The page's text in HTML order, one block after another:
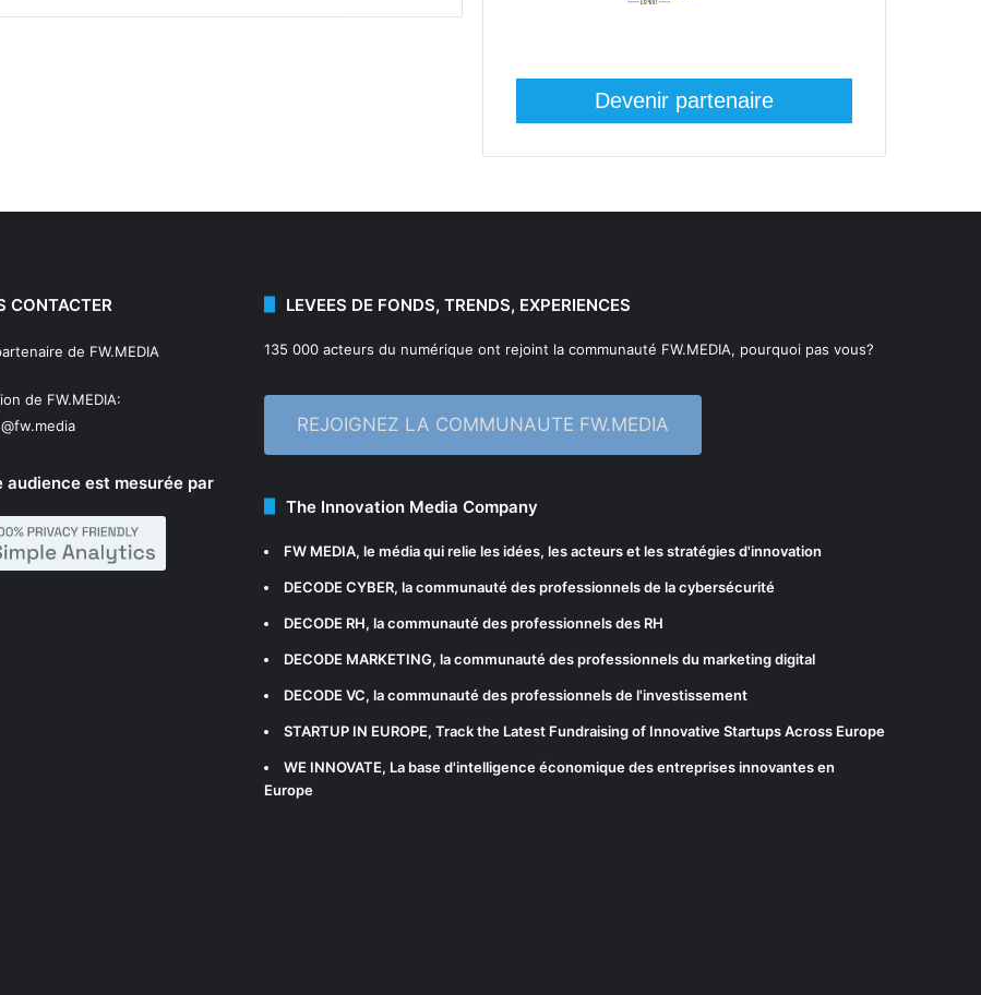
Devenir partenaire
CONTACTER
de FW.MEDIA
de FW.MEDIA:
audience est mesurée par
LEVEES DE FONDS, TRENDS, EXPERIENCES
135 000 acteurs du numérique ont rejoint la communauté FW.MEDIA, pourquoi pas vous?
REJOIGNEZ LA COMMUNAUTE FW.MEDIA
The Innovation Media Company
FW MEDIA, le média qui relie les idées, les acteurs et les stratégies d'innovation
DECODE CYBER, la communauté des professionnels de la cybersécurité
DECODE RH, la communauté des professionnels des RH
DECODE MARKETING, la communauté des professionnels du marketing digital
DECODE VC, la communauté des professionnels de l'investissement
STARTUP IN EUROPE, Track the Latest Fundraising of Innovative Startups Across Europe
WE INNOVATE, La base d'intelligence économique des entreprises innovantes en
Europe